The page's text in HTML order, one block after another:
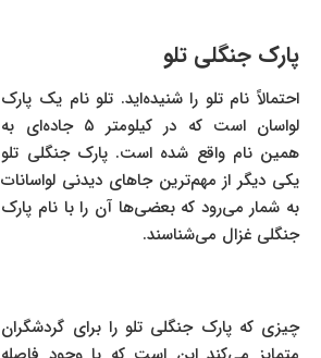
پارک جنگلی تلو
احتمالاً نام تلو را شنیده‌اید. تلو نام یک پارک
لواسان است که در کیلومتر ۵ جاده‌ای به
همین نام واقع شده است. پارک جنگلی تلو
یکی دیگر از مهم‌ترین جاهای دیدنی لواسانات
به شمار می‌رود که بعضی‌ها آن را با نام پارک
جنگلی غزال می‌شناسند.
چیزی که پارک جنگلی تلو را برای گردشگران